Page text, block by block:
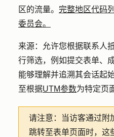
区的流量。 完整地区代码
委员会。
来源：
允许您根据联系人
行筛选，例如提交表单、
能够理解并追溯其会话起
至根据UTM参数为特定页
请注意：
当访客通过附
跳转至表单页面时，这